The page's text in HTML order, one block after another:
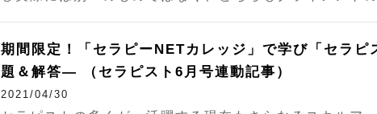
期間限定！「セラピーNETカレッジ」で学び「セラ
題＆解答― （セラピスト6月号連動記事）
2021/04/30